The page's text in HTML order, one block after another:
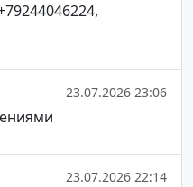
23.07.2026 23:06
23.07.2026 22:14